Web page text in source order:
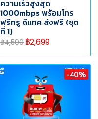
ความเร็วสูงสุด
1000mbps พร้อมโทร
ฟรีทรู ดีแทค ส่งฟรี (ชุด
ที่ 1)
฿4,500 ฿2,699
-40%